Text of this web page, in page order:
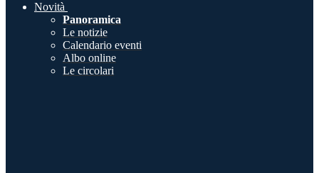
Novità
Panoramica
Le notizie
Calendario eventi
Albo online
Le circolari